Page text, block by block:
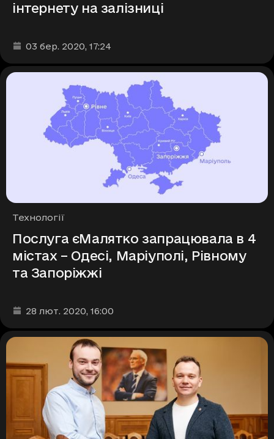
інтернету на залізниці
Дата та час публікації
03 бер. 2020, 17:24
Рубрики
Технології
Послуга єМалятко запрацювала в 4
містах – Одесі, Маріуполі, Рівному
та Запоріжжі
Дата та час публікації
28 лют. 2020, 16:00